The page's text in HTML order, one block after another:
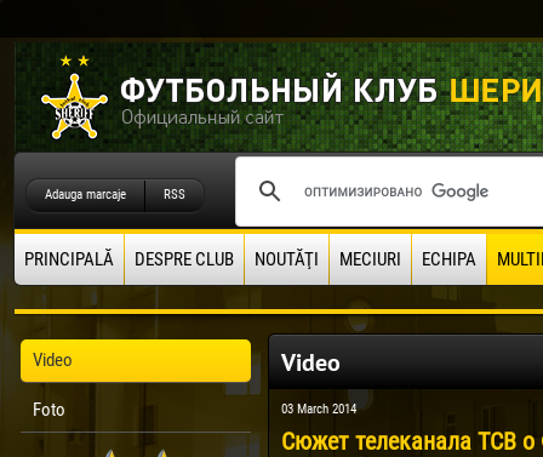
Adauga marcaje RSS
PRINCIPALĂ DESPRE CLUB NOUTĂŢI MECIURI ECHIPA
Video
Foto
Video
03 March 2014
Сюжет телеканала ТСВ